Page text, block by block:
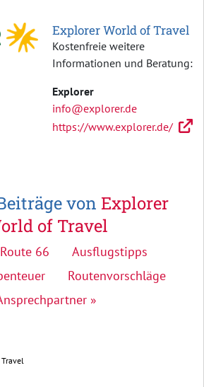
Explorer World of Travel
Kostenfreie weitere
Informationen und Beratung:
Explorer
info@explorer.de
https://www.explorer.de/
von Explorer
of Travel
66
Ausflugstipps
Routenvorschläge
»